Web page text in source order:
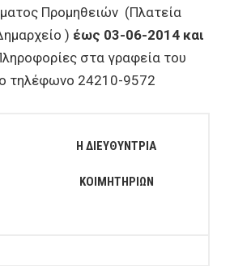
Προμηθειών (Πλατεία
) έως 03-06-2014 και
στα γραφεία του
τηλέφωνο 24210-9572
Η ΔΙΕΥΘΥΝΤΡΙΑ
ΚΟΙΜΗΤΗΡΙΩΝ